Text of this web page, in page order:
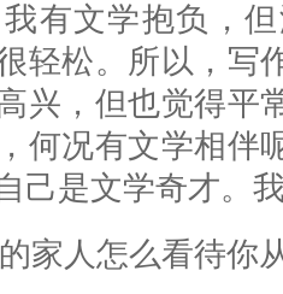
有文学抱负，
轻松。所以，写
兴，但也觉得平
何况有文学相伴
己是文学奇才。
家人怎么看待你